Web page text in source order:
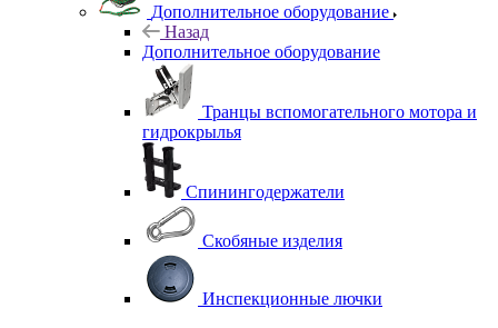
Дополнительное оборудование
Назад
Дополнительное оборудование
Транцы вспомогательного мотора и
гидрокрылья
Спинингодержатели
Скобяные изделия
Инспекционные лючки